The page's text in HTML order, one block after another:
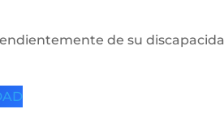
de su